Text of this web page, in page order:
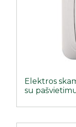
Elektros
su